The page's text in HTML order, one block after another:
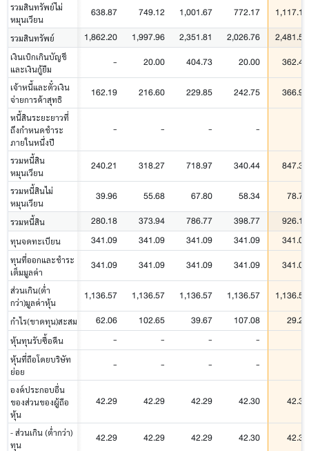
รวมสินทรัพย์ไม่
หมุนเวียน
638.87 749.12 1,001.67 772.17 1,117.19
รวมสินทรัพย์ 1,862.20 1,997.96 2,351.81 2,026.76 2,481.51
เงินเบิกเกินบัญชี
และเงินกู้ยืม
- 20.00 404.73 20.00 362.40
เจ้าหนี้และตั๋วเงิน
จ่ายการค้าสุทธิ
162.19 216.60 229.85 242.75 366.95
หนี้สินระยะยาวที่
ถึงกำหนดชำระ
ภายในหนึ่งปี
- - - -
รวมหนี้สิน
หมุนเวียน
240.21 318.27 718.97 340.44 847.39
รวมหนี้สินไม่
หมุนเวียน
39.96 55.68 67.80 58.34 78.72
รวมหนี้สิน 280.18 373.94 786.77 398.77 926.11
ทุนจดทะเบียน 341.09 341.09 341.09 341.09 341.09
ทุนที่ออกและชำระ
เต็มมูลค่า
341.09 341.09 341.09 341.09 341.09
ส่วนเกิน(ต่ำ
กว่า)มูลค่าหุ้น
1,136.57 1,136.57 1,136.57 1,136.57 1,136.57
กำไร(ขาดทุน)สะสม 62.06 102.65 39.67 107.08 29.25
หุ้นทุนรับซื้อคืน - - - -
หุ้นที่ถือโดยบริษัท
ย่อย
- - - -
องค์ประกอบอื่น
ของส่วนของผู้ถือ
หุ้น
42.29 42.29 42.29 42.30 42.30
- ส่วนเกิน (ต่ำกว่า)
ทุน
42.29 42.29 42.29 42.30 42.30